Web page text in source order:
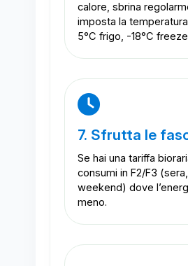
calore, sbrina
imposta la
5°C frigo, -18°C
7. Sfrutta le
Se hai una tariffa
consumi in F2/F3
weekend) dove
meno.